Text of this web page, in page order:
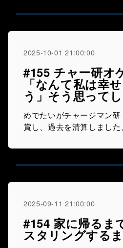
2025-10-01 21:00:00
#155 チャー研オ
「なんて私は幸
う」そう思って
めでたいがチャージマン
賞し、過去を清算しました。
2025-09-11 21:00:00
#154 家に帰るま
スタリングする